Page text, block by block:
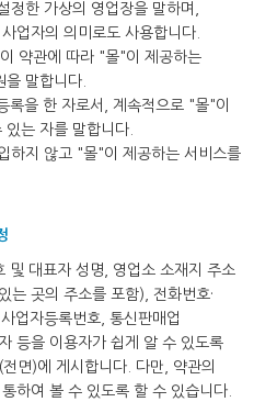
정한 가상의 영업장을 말하며,
업자의 의미로도 사용합니다.
약관에 따라 "몰"이 제공하는
말합니다.
록을 한 자로서, 계속적으로 "몰"이
는 자를 말합니다.
하지 않고 "몰"이 제공하는 서비스를
및 대표자 성명, 영업소 소재지 주소
는 곳의 주소를 포함), 전화번호·
업자등록번호, 통신판매업
등을 이용자가 쉽게 알 수 있도록
면)에 게시합니다. 다만, 약관의
하여 볼 수 있도록 할 수 있습니다.